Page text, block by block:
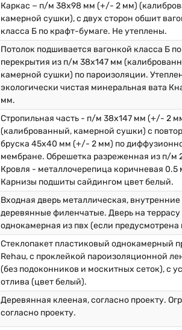
Каркас − п/м 38х98 мм (+/- 2 мм)
камерной сушки), с двух сторон обшит
класса Б по крафт-бумаге. Не утеплены.
Потолок подшивается вагонкой класса Б
перекрытия из п/м 38х147 мм
камерной сушки) по пароизоляции.
экологически чистая минеральная вата
мм.
Стропильная часть - п/м 38х147 мм (+/- 2
(калиброванный, камерной сушки) с
бруска 45х40 мм (+/- 2 мм) по
мембране. Обрешетка разреженная из п/м
Кровля - металлочерепица коричневая 0.5
Карнизы подшиты сайдингом цвет белый.
Входная дверь металлическая, внутренние
деревянные филенчатые. Дверь на
однокамерная из пвх (если предусмотрена
Стеклопакет пластиковый однокамерный
Rehau, с проклейкой пароизоляционной
(без подоконников и москитных сеток), с
отлива (цвет белый).
Деревянная клееная, согласно проекту.
согласно проекту.